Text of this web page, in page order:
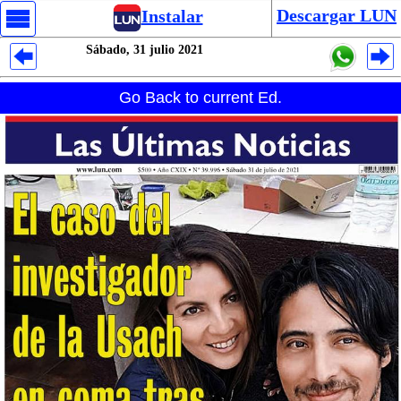
Instalar Descargar LUN
Sábado, 31 julio 2021
Go Back to current Ed.
Despliegues Analytics
Despliegues Totales
Despliegues por Rubros